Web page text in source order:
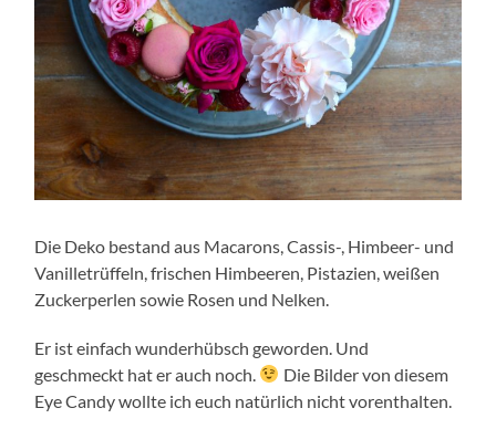
Die Deko bestand aus Macarons, Cassis-, Himbeer- und
Vanilletrüffeln, frischen Himbeeren, Pistazien, weißen
Zuckerperlen sowie Rosen und Nelken.
Er ist einfach wunderhübsch geworden. Und
geschmeckt hat er auch noch.
Die Bilder von diesem
Eye Candy wollte ich euch natürlich nicht vorenthalten.